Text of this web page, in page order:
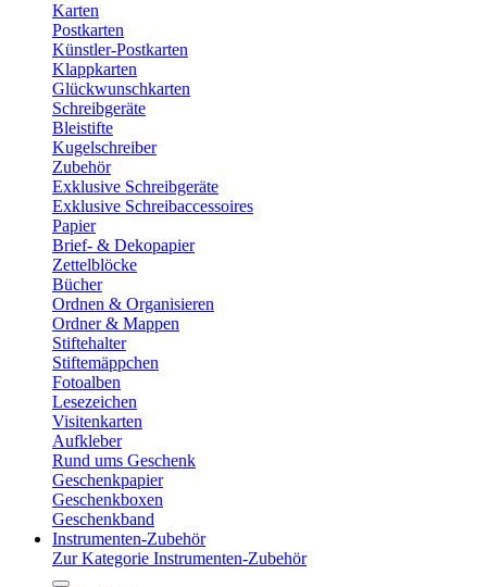
Karten
Postkarten
Künstler-Postkarten
Klappkarten
Glückwunschkarten
Schreibgeräte
Bleistifte
Kugelschreiber
Zubehör
Exklusive Schreibgeräte
Exklusive Schreibaccessoires
Papier
Brief- & Dekopapier
Zettelblöcke
Bücher
Ordnen & Organisieren
Ordner & Mappen
Stiftehalter
Stiftemäppchen
Fotoalben
Lesezeichen
Visitenkarten
Aufkleber
Rund ums Geschenk
Geschenkpapier
Geschenkboxen
Geschenkband
Instrumenten-Zubehör
Zur Kategorie Instrumenten-Zubehör